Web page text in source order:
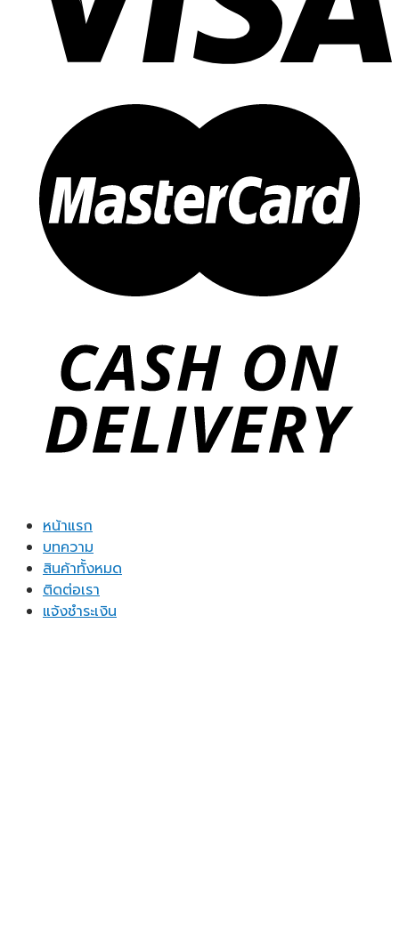
หน้าแรก
บทความ
สินค้าทั้งหมด
ติดต่อเรา
แจ้งชำระเงิน